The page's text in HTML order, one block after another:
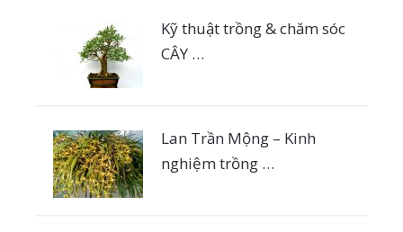
Kỹ thuật trồng & chăm sóc
CÂY …
Lan Trần Mộng – Kinh
nghiệm trồng …